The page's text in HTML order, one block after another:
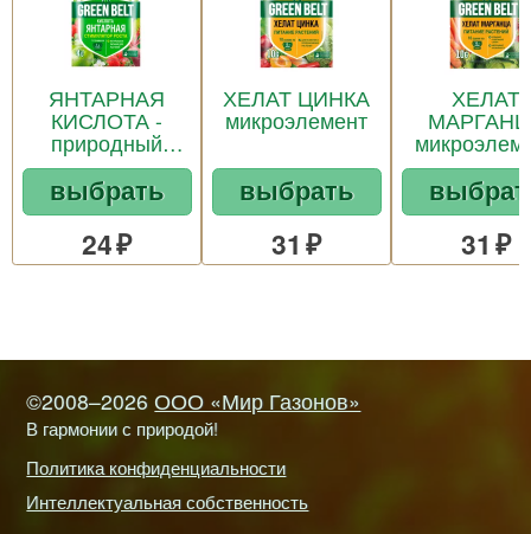
ЯНТАРНАЯ
КИСЛОТА -
природный
стимулятор роста
и укоренения
растений
выбрать
24
ХЕЛАТ ЦИНКА
микроэлемент
выбрать
31
ХЕЛАТ
31
©2008–2026 ООО «Мир Газонов»
В гармонии с природой!
Политика конфиденциальности
Интеллектуальная собственность